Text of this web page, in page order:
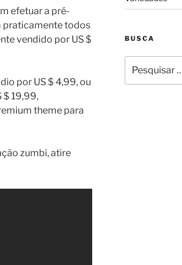
efetuar a pré-
praticamente todos
vendido por US $
por US $ 4,99, ou
$ 19,99,
theme para
zumbi, atire
BUSCA
por: